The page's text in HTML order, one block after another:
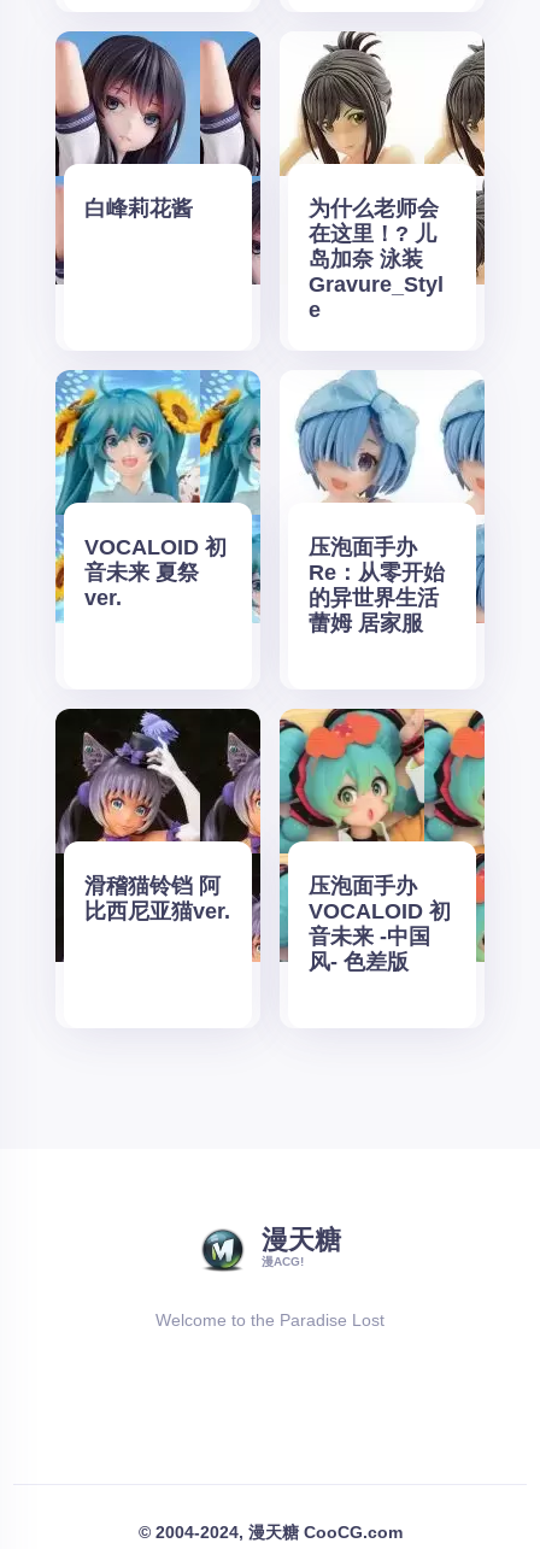
白峰莉花酱
为什么老师会
在这里！? 儿
岛加奈 泳装
Gravure_Styl
e
VOCALOID 初
音未来 夏祭
ver.
压泡面手办
Re：从零开始
的异世界生活
蕾姆 居家服
滑稽猫铃铛 阿
比西尼亚猫ver.
压泡面手办
VOCALOID 初
音未来 -中国
风- 色差版
漫天糖
漫ACG!
Welcome to the Paradise Lost
© 2004-2024, 漫天糖 CooCG.com